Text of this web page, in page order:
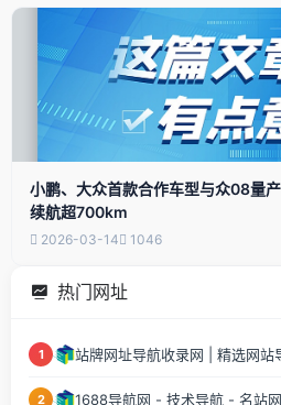
小鹏、大众首款合作车型与众08量
续航超700km
2026-03-14 1046
热门网址
1
2